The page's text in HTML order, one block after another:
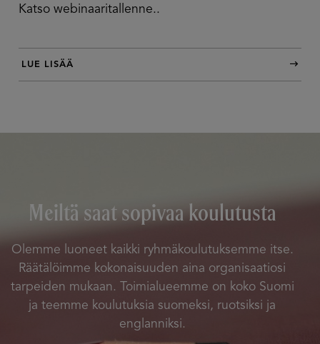
Katso webinaaritallenne..
LUE LISÄÄ
Meiltä saat sopivaa koulutusta
Olemme luoneet kaikki ryhmäkoulutuksemme itse.
Räätälöimme kokonaisuuden aina organisaatiosi
tarpeiden mukaan. Toimialueemme on koko Suomi
ja teemme koulutuksia suomeksi, ruotsiksi ja
englanniksi.